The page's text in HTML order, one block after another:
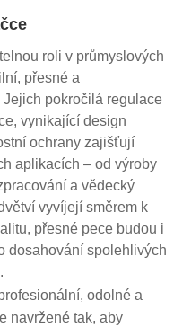
roli v průmyslových
přesné a
pokročilá regulace
vynikající design
ochrany zajišťují
aplikacích – od výroby
a vědecký
vyvíjejí směrem k
přesné pece budou i
dosahování spolehlivých
odolné a
navržené tak, aby